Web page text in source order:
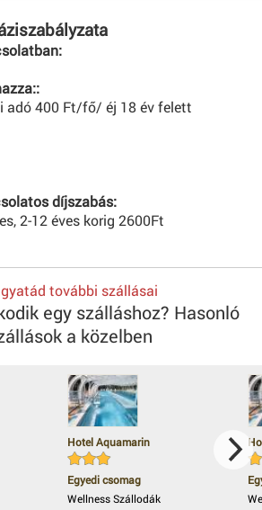
adó 400 Ft/fő/ éj 18 év felett
díjszabás:
2-12 éves korig 2600Ft
további szállásai
egy szálláshoz? Hasonló
a közelben
Hotel Aquamarin
Egyedi csomag
Wellness Szállodák